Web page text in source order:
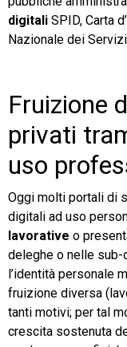
digitali SPID, Carta
Nazionale dei
Fruizione
privati
uso
Oggi molti portali di
digitali ad uso
lavorative o
deleghe o nelle
l’identità personale
fruizione diversa
tanti motivi; per tal
crescita sostenuta